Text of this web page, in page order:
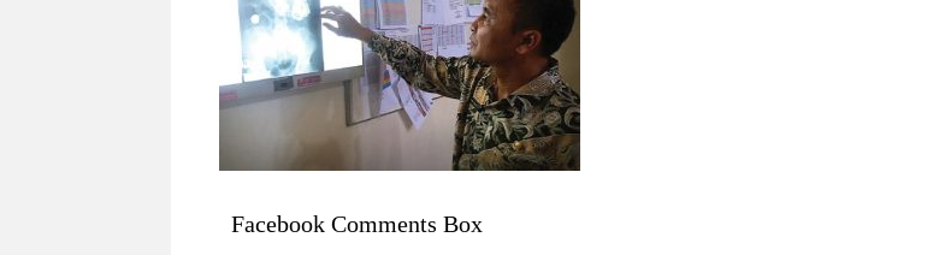
Facebook Comments Box